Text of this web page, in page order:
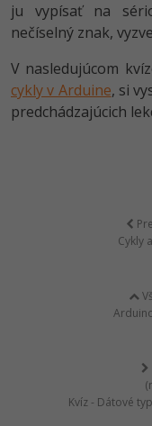
ju vypísať na
nečíselný znak,
V nasledujúcom
cykly v Arduine, si
predchádzajúcich
Cykly
Kvíz - Dátové